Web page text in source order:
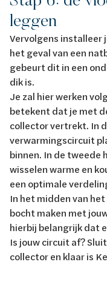
leggen
Vervolgens installeer
het geval van een
gebeurt dit in een
dik is.
Je zal hier werken
betekent dat je met
collector vertrekt. In
verwarmingscircuit
binnen. In de tweede
wisselen warme en
een optimale
In het midden van
bocht maken met
hierbij belangrijk dat
Is jouw circuit af?
collector en klaar is